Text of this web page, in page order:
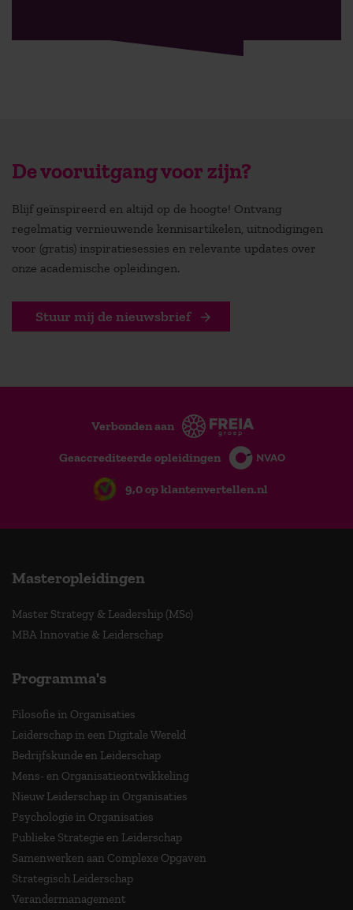
De vooruitgang voor zijn?
Blijf geïnspireerd en altijd op de hoogte! Ontvang
regelmatig vernieuwende kennisartikelen, uitnodigingen
voor (gratis) inspiratiesessies en relevante updates over
onze academische opleidingen.
Stuur mij de nieuwsbrief
Verbonden aan
Geaccrediteerde opleidingen
9,0 op klantenvertellen.nl
Masteropleidingen
Master Strategy & Leadership (MSc)
MBA Innovatie & Leiderschap
Programma's
Filosofie in Organisaties
Leiderschap in een Digitale Wereld
Bedrijfskunde en Leiderschap
Mens- en Organisatieontwikkeling
Nieuw Leiderschap in Organisaties
Psychologie in Organisaties
Publieke Strategie en Leiderschap
Samenwerken aan Complexe Opgaven
Strategisch Leiderschap
Verandermanagement